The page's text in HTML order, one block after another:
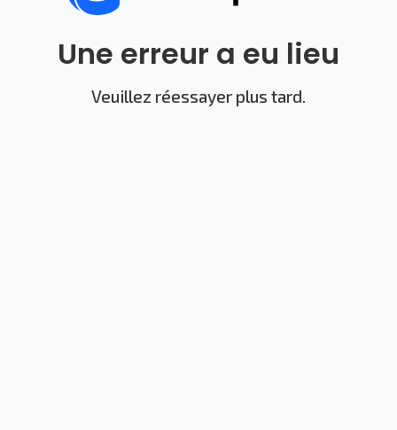
Une erreur a eu lieu
Veuillez réessayer plus tard.